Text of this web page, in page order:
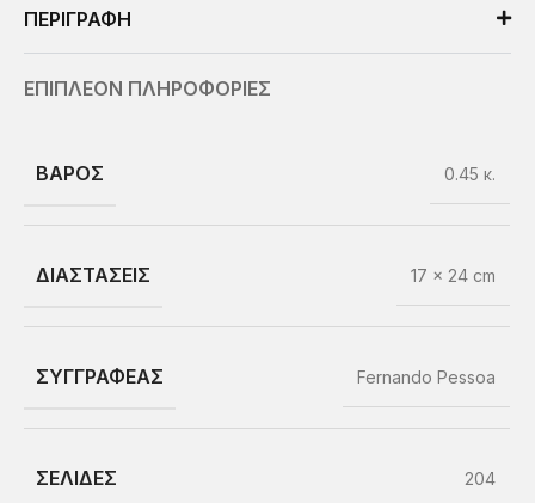
ΠΕΡΙΓΡΑΦΗ
ΕΠΙΠΛΕΟΝ ΠΛΗΡΟΦΟΡΙΕΣ
ΒΑΡΟΣ 0.45 κ.
ΔΙΑΣΤΑΣΕΙΣ 17 × 24 cm
ΣΥΓΓΡΑΦΕΑΣ Fernando Pessoa
ΣΕΛΙΔΕΣ 204